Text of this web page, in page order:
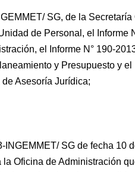
SG, de la Secretaría
de Personal, el Informe
el Informe N° 190-
y Presupuesto y el
Asesoría Jurídica;
INGEMMET/ SG de fecha 10
Oficina de Administración